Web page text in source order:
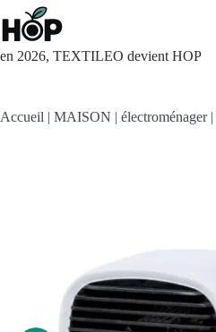
Passer
au
contenu
en 2026, TEXTILEO devient HOP
Accueil | MAISON | électroménager|